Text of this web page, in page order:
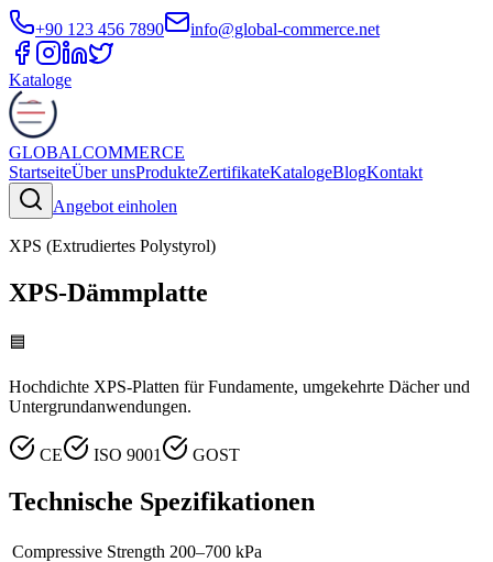
+90 123 456 7890 info@global-commerce.net
Kataloge
GLOBALCOMMERCE
StartseiteÜber unsProdukteZertifikateKatalogeBlogKontakt
Angebot einholen
XPS (Extrudiertes Polystyrol)
XPS-Dämmplatte
🟦
Hochdichte XPS-Platten für Fundamente, umgekehrte Dächer und
Untergrundanwendungen.
CE ISO 9001 GOST
Technische Spezifikationen
Compressive Strength 200–700 kPa